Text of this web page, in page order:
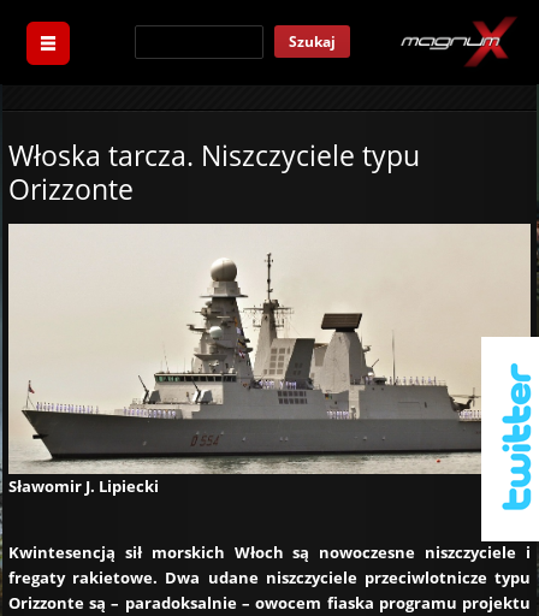
Szukaj
Włoska tarcza. Niszczyciele typu
Orizzonte
Sławomir J. Lipiecki
Kwintesencją sił morskich Włoch są nowoczesne niszczyciele i
fregaty rakietowe. Dwa udane niszczyciele przeciwlotnicze typu
Orizzonte są – paradoksalnie – owocem fiaska programu projektu